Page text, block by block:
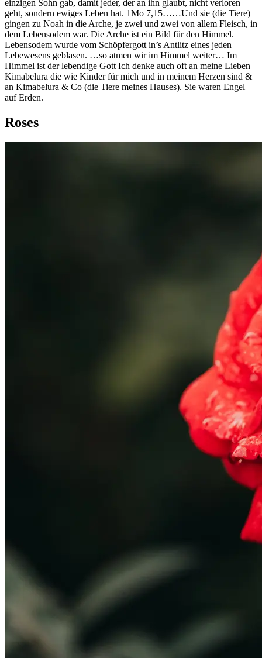
einzigen Sohn gab, damit jeder, der an ihn glaubt, nicht verloren
geht, sondern ewiges Leben hat. 1Mo 7,15……Und sie (die Tiere)
gingen zu Noah in die Arche, je zwei und zwei von allem Fleisch, in
dem Lebensodem war. Die Arche ist ein Bild für den Himmel.
Lebensodem wurde vom Schöpfergott in’s Antlitz eines jeden
Lebewesens geblasen. …so atmen wir im Himmel weiter… Im
Himmel ist der lebendige Gott Ich denke auch oft an meine Lieben
Kimabelura die wie Kinder für mich und in meinem Herzen sind &
an Kimabelura & Co (die Tiere meines Hauses). Sie waren Engel
auf Erden.
Roses